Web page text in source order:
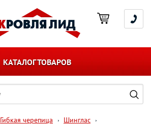
КАТАЛОГ ТОВАРОВ
Гибкая черепица
Шинглас